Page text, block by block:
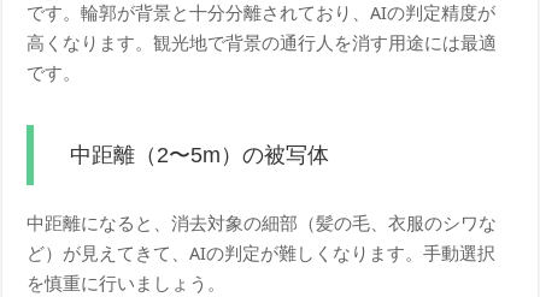
です。輪郭が背景と十分分離されており、AIの判定精度が
高くなります。観光地で背景の通行人を消す用途には最適
です。
中距離（2〜5m）の被写体
中距離になると、消去対象の細部（髪の毛、衣服のシワな
ど）が見えてきて、AIの判定が難しくなります。手動選択
を慎重に行いましょう。